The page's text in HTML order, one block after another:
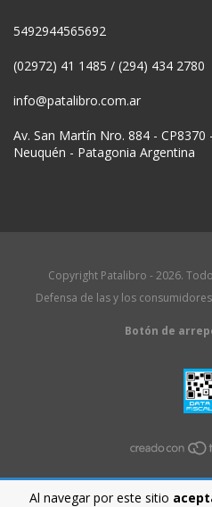
Al navegar por este sitio
5492944565692
(02972) 41 1485 / (294) 434 2780
info@patalibro.com.ar
Av. San Martín Nro. 884 -
Neuquén - Patagonia Argentina
Copyright Patalibro - 2026.
Defensa de las y los
Botón de